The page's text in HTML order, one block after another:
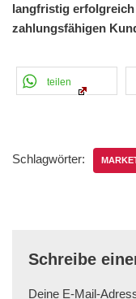
langfristig
zahlungsfähigen
teilen
Schlagwörter:
Schreibe
Deine E-Mail-